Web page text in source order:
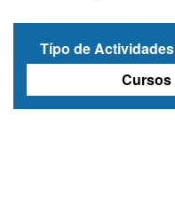
Típo de Actividades
Cursos